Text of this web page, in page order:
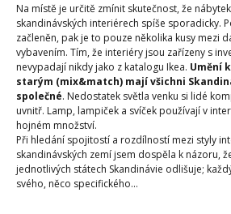
Na místě je určitě zmínit skutečnost, že
skandinávských interiérech spíše sporadicky.
začleněn, pak je to pouze několika kusy mezi
vybavením. Tím, že interiéry jsou zařízeny s
nevypadají nikdy jako z katalogu Ikea. Umění
starým (mix&match) mají všichni
společné. Nedostatek světla venku si lidé
uvnitř. Lamp, lampiček a svíček používají v
hojném množství.
Při hledání spojitostí a rozdílností mezi styly
skandinávských zemí jsem dospěla k názoru,
jednotlivých státech Skandinávie odlišuje;
svého, něco specifického…